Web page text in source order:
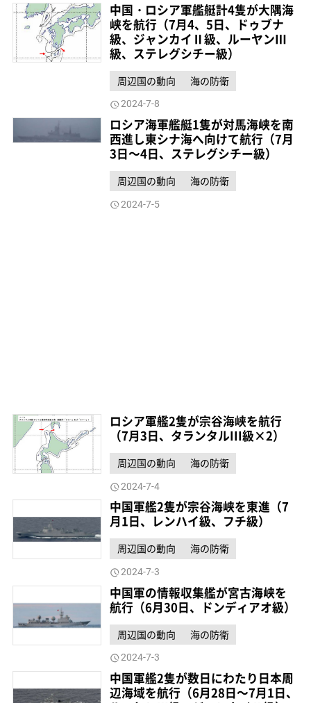
中国・ロシア軍艦艇計4隻が大隅海
峡を航行（7月4、5日、ドゥブナ
級、ジャンカイⅡ級、ルーヤンⅢ
級、ステレグシチー級）
周辺国の動向 海の防衛
2024-7-8
ロシア海軍艦艇1隻が対馬海峡を南
西進し東シナ海へ向けて航行（7月
3日～4日、ステレグシチー級）
周辺国の動向 海の防衛
2024-7-5
ロシア軍艦2隻が宗谷海峡を航行
（7月3日、タランタルIII級×2）
周辺国の動向 海の防衛
2024-7-4
中国軍艦2隻が宗谷海峡を東進（7
月1日、レンハイ級、フチ級）
周辺国の動向 海の防衛
2024-7-3
中国軍の情報収集艦が宮古海峡を
航行（6月30日、ドンディアオ級）
周辺国の動向 海の防衛
2024-7-3
中国軍艦2隻が数日にわたり日本周
辺海域を航行（6月28日～7月1日、